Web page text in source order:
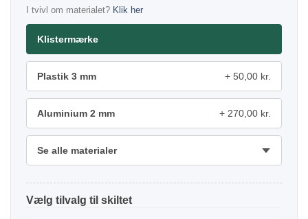
I tvivl om materialet? Klik her
Klistermærke
Plastik 3 mm 50,00 kr.
Aluminium 2 mm 270,00 kr.
Se alle materialer
tilvalg